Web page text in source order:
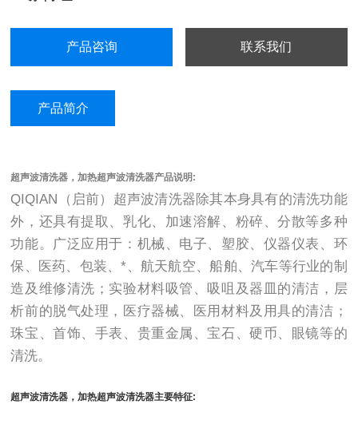
产品咨询 联系我们
产品简介
超声波清洗器，加热超声波清洗器产品说明:
QIQIAN（启前）超声波清洗器除其本身具有的清洗功能
外，还具有提取、乳化、加速溶解、粉碎、分散等多种
功能。广泛应用于：机械、电子、塑胶、仪器仪表、环
保、医药、包装、*、航天航空、船舶、汽车等行业的制
造及维修清洗；实验材料吸管、吸咀及器皿的清洁，层
析前的脱气处理，医疗器械、医用材料及用具的清洁；
珠宝、首饰、手表、贵重金属、宝石、硬币、眼镜等的
清洗。
超声波清洗器，加热超声波清洗器主要特征: